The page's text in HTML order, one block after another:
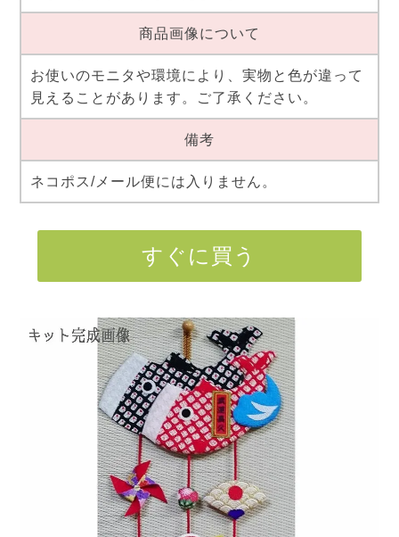
商品画像について
お使いのモニタや環境により、実物と色が違って
見えることがあります。ご了承ください。
備考
ネコポス/メール便には入りません。
すぐに買う